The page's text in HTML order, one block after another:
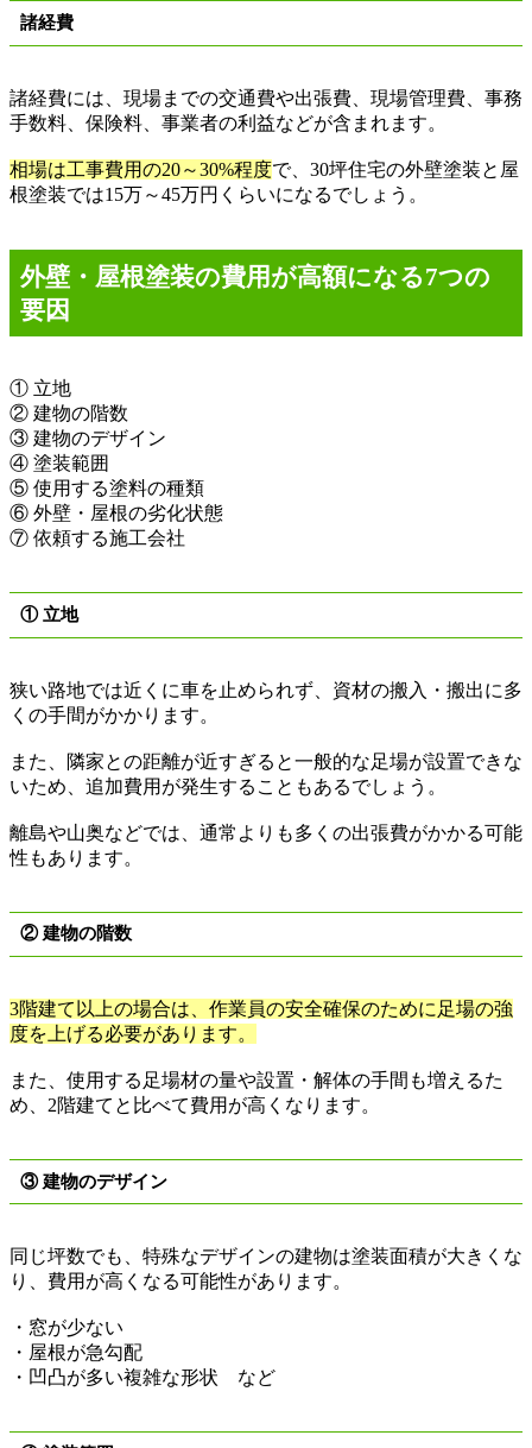
諸経費
諸経費には、現場までの交通費や出張費、現場管理費、事務
手数料、保険料、事業者の利益などが含まれます。
相場は工事費用の20～30%程度で、 30坪住宅の外壁塗装と屋
根塗装では15万～45万円くらいになるでしょう。
外壁・屋根塗装の費用が高額になる7つの
要因
① 立地
② 建物の階数
③ 建物のデザイン
④ 塗装範囲
⑤ 使用する塗料の種類
⑥ 外壁・屋根の劣化状態
⑦ 依頼する施工会社
① 立地
狭い路地では近くに車を止められず、資材の搬入・搬出に多
くの手間がかかります。
また、隣家との距離が近すぎると一般的な足場が設置できな
いため、追加費用が発生することもあるでしょう。
離島や山奥などでは、通常よりも多くの出張費がかかる可能
性もあります。
② 建物の階数
3階建て以上の場合は、作業員の安全確保のために足場の強
度を上げる必要があります。
また、使用する足場材の量や設置・解体の手間も増えるた
め、 2階建てと比べて費用が高くなります。
③ 建物のデザイン
同じ坪数でも、特殊なデザインの建物は塗装面積が大きくな
り、費用が高くなる可能性があります。
・窓が少ない
・屋根が急勾配
・凹凸が多い複雑な形状 など